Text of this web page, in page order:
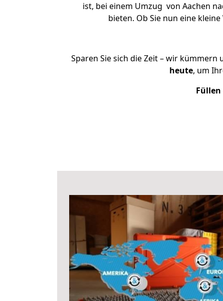
ist, bei einem Umzug von Aachen
bieten. Ob Sie nun eine
Sparen Sie sich die Zeit – wir
heute, um